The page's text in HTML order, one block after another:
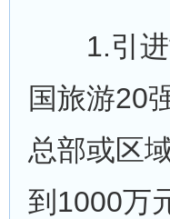
1.引进
国旅游20
总部或区
到1000万